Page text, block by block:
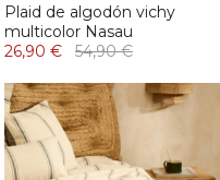
Plaid de algodón vichy
multicolor Nasau
26,90 €
54,90 €